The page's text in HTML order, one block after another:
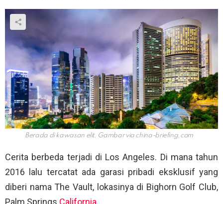
Berada di kawasan elit. Gambar viachina-briefing.com
Cerita berbeda terjadi di Los Angeles. Di mana tahun
2016 lalu tercatat ada garasi pribadi eksklusif yang
diberi nama The Vault, lokasinya di Bighorn Golf Club,